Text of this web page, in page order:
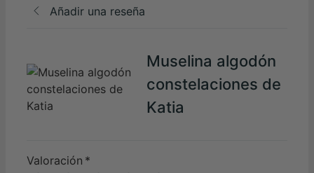
Añadir una reseña
Muselina algodón
constelaciones de
Katia
Valoración *